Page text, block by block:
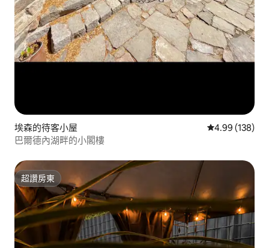
埃森的待客小屋 從 138 則評價
4.99 (138)
巴爾德內湖畔的小閣樓
超讚房東
超讚房東